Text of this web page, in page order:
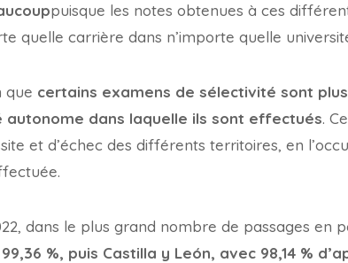
puisque les notes obtenues à ces
quelle carrière dans n’importe quelle
que certains examens de sélectivité sont
dans laquelle ils sont effectués.
et d’échec des différents territoires, en
dans le plus grand nombre de passages en
%, puis Castilla y León, avec 98,14 %